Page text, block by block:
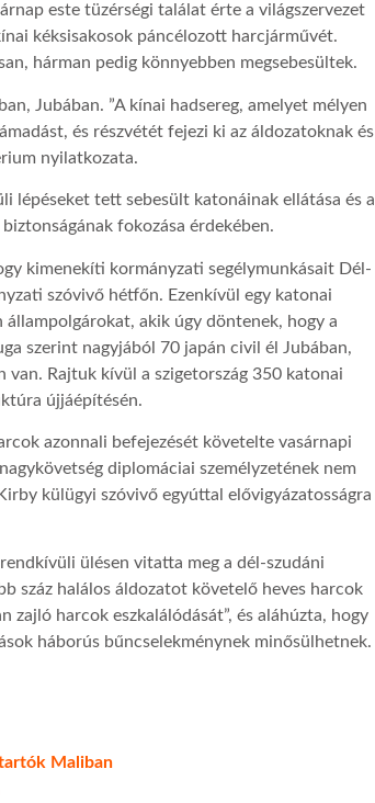
este tüzérségi találat érte a világszervezet
kéksisakosok páncélozott harcjárművét.
hárman pedig könnyebben megsebesültek.
Jubában. ”A kínai hadsereg, amelyet mélyen
és részvétét fejezi ki az áldozatoknak és
nyilatkozata.
lépéseket tett sebesült katonáinak ellátása és a
fokozása érdekében.
kimenekíti kormányzati segélymunkásait Dél-
szóvivő hétfőn. Ezenkívül egy katonai
akik úgy döntenek, hogy a
szerint nagyjából 70 japán civil él Jubában,
Rajtuk kívül a szigetország 350 katonai
újjáépítésén.
azonnali befejezését követelte vasárnapi
diplomáciai személyzetének nem
külügyi szóvivő egyúttal elővigyázatosságra
ülésen vitatta meg a dél-szudáni
száz halálos áldozatot követelő heves harcok
zajló harcok eszkalálódását”, és aláhúzta, hogy
háborús bűncselekménynek minősülhetnek.
Maliban